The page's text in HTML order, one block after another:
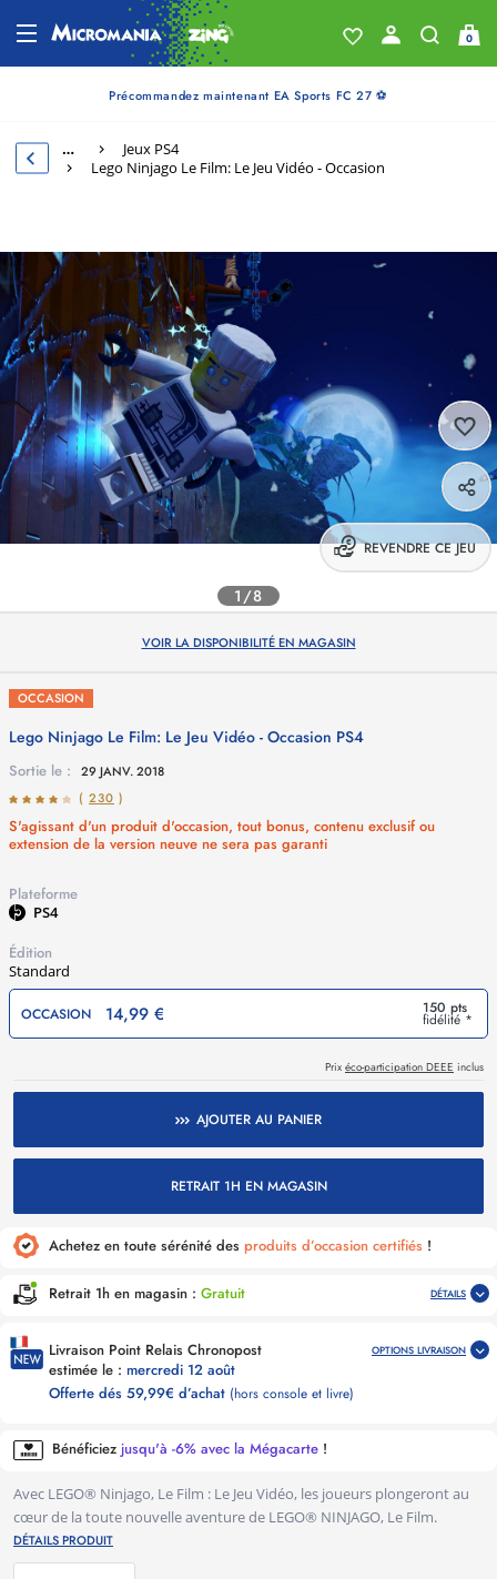
0
Précommandez maintenant EA Sports FC 27 ⚽
…
Jeux PS4
Lego Ninjago Le Film: Le Jeu Vidéo - Occasion
1/8
REVENDRE CE JEU
VOIR LA DISPONIBILITÉ EN MAGASIN
OCCASION
Lego Ninjago Le Film: Le Jeu Vidéo - Occasion PS4
Sortie le :
29 JANV. 2018
( 230 )
S'agissant d'un produit d'occasion, tout bonus, contenu exclusif ou
extension de la version neuve ne sera pas garanti
Plateforme
PS4
Édition
Standard
OCCASION 14,99 € 150 pts
fidélité *
Prix éco-participation DEEE inclus
AJOUTER AU PANIER
RETRAIT 1H EN MAGASIN
Achetez en toute sérénité des produits d’occasion certifiés !
Retrait 1h en magasin : Gratuit DÉTAILS
Livraison Point Relais Chronopost
estimée le : mercredi 12 août
Offerte dés 59,99€ d’achat (hors console et livre)
OPTIONS LIVRAISON
Bénéficiez jusqu'à -6% avec la Mégacarte !
Avec LEGO® Ninjago, Le Film : Le Jeu Vidéo, les joueurs plongeront au
cœur de la toute nouvelle aventure de LEGO® NINJAGO, Le Film.
DÉTAILS PRODUIT